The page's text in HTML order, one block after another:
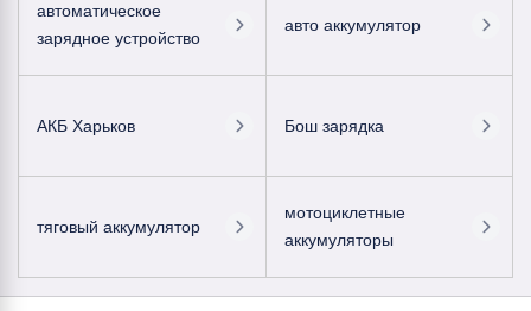
автоматическое
зарядное устройство
авто аккумулятор
АКБ Харьков Бош зарядка
тяговый аккумулятор
мотоциклетные
аккумуляторы